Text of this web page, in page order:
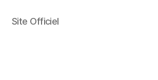
Site Officiel